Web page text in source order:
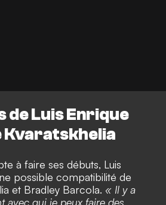
de Luis Enrique
à faire ses débuts, Luis
possible compatibilité de
et Bradley Barcola. « Il y a
avec qui je peux faire des